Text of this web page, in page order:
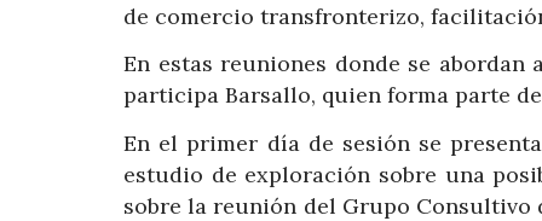
de comercio transfronterizo,
En estas reuniones donde se
participa Barsallo, quien forma parte
En el primer día de sesión se
estudio de exploración sobre una
sobre la reunión del Grupo Consultivo